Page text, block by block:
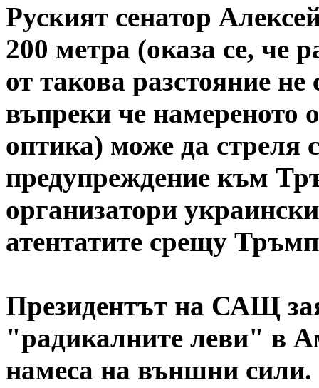
Руският сенатор
200 метра (оказа се, че
от такова разстояние
въпреки че намереното
оптика) може да стреля
предупреждение към
организатори
атентатите срещу
Президентът на САЩ
"радикалните леви" в
намеса на външни сили.